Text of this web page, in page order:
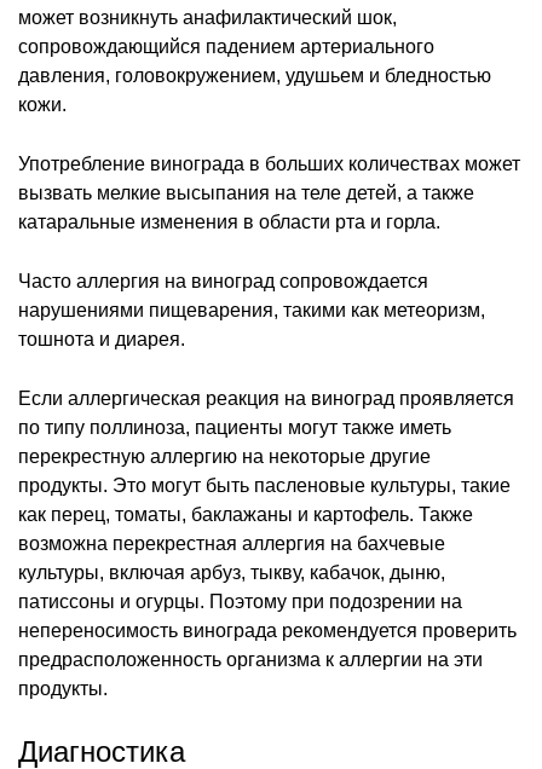
может возникнуть анафилактический шок,
сопровождающийся падением артериального
давления, головокружением, удушьем и бледностью
кожи.
Употребление винограда в больших количествах может
вызвать мелкие высыпания на теле детей, а также
катаральные изменения в области рта и горла.
Часто аллергия на виноград сопровождается
нарушениями пищеварения, такими как метеоризм,
тошнота и диарея.
Если аллергическая реакция на виноград проявляется
по типу поллиноза, пациенты могут также иметь
перекрестную аллергию на некоторые другие
продукты. Это могут быть пасленовые культуры, такие
как перец, томаты, баклажаны и картофель. Также
возможна перекрестная аллергия на бахчевые
культуры, включая арбуз, тыкву, кабачок, дыню,
патиссоны и огурцы. Поэтому при подозрении на
непереносимость винограда рекомендуется проверить
предрасположенность организма к аллергии на эти
продукты.
Диагностика